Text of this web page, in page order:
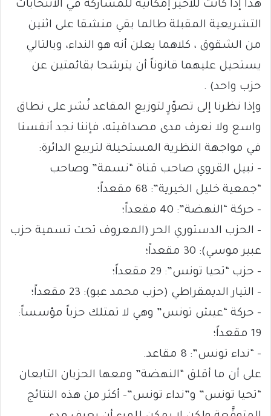
هذا إذا كانت للأخير إمكانية للمشاركة في الانتخابات
التشريعية المقبلة طالما بقي منشقا على اثنين
من الشقوق ، كلاهما يعلن أنه هو النداء، وبالتالي
يستحيل عليهما قانوناً أن يترشحا بقائمتين عن
حزب واحد) .
وإذا نظرنا إلى تصوّرٍ لتوزيع المقاعد نُشر على نطاق
واسع ولا نعرف مدى مصداقيته، فإننا نجد أنفسنا
في مواجهة النظرية المستحيلة لتربيع الدائرة:
– نبيل القروي صاحب قناة “نسمة” وصاحب
“جمعية خليل الخيرية”: 68 مقعداً؛
– حركة “النهضة”: 40 مقعداً؛
– الحزب الدستوري الحر (المعروف تحت تسمية حزب
عبير موسي): 30 مقعداً؛
– حزب “تحيا تونس”: 29 مقعداً؛
– التيار الديمقراطي (حزب محمد عبو): 23 مقعداً؛
– حركة “عيش تونس” وهي لا تمتلك حزباً مؤسساً:
19 مقعداً؛
– “نداء تونس”: 8 مقاعد.
على أن ما أقلق “النهضة” ومعها الحزبان التابعان
“تحيا تونس” و”نداء تونس”– أكثر من هذه النتائج